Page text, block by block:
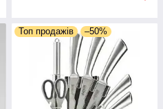
Топ продажів –50%